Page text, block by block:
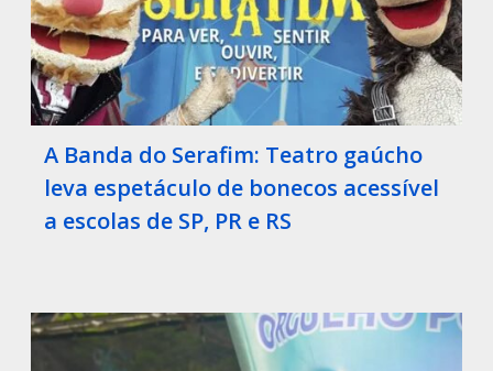
A Banda do Serafim: Teatro gaúcho
leva espetáculo de bonecos acessível
a escolas de SP, PR e RS